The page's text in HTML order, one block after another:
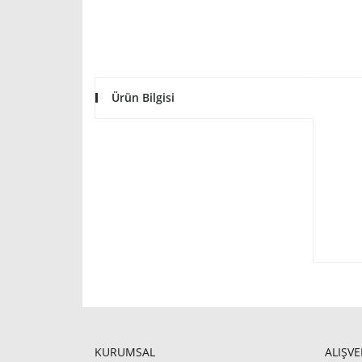
Ürün Bilgisi
KURUMSAL